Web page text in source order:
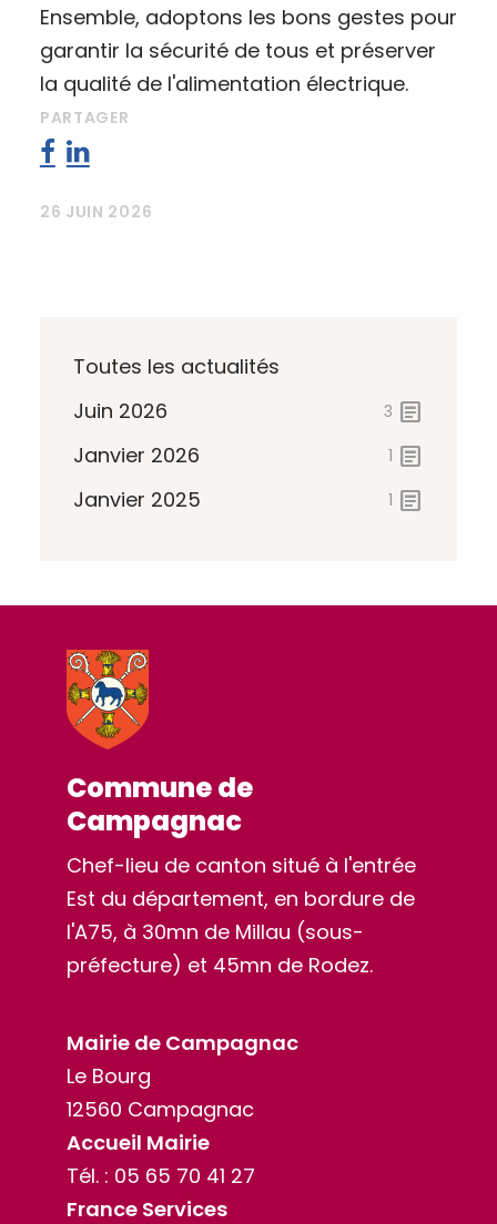
Ensemble, adoptons les bons gestes pour
garantir la sécurité de tous et préserver
la qualité de l'alimentation électrique.
PARTAGER
26 JUIN 2026
Toutes les actualités
Juin 2026
3 article
Janvier 2026 1 article
Janvier 2025 1 article
Commune de
Campagnac
Chef-lieu de canton situé à l'entrée
Est du département, en bordure de
l'A75, à 30mn de Millau (sous-
préfecture) et 45mn de Rodez.
Mairie de Campagnac
Le Bourg
12560 Campagnac
Accueil Mairie
Tél. : 05 65 70 41 27
France Services